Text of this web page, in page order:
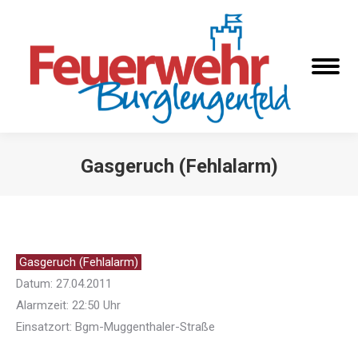
Gasgeruch (Fehlalarm)
Gasgeruch (Fehlalarm)
Datum: 27.04.2011
Alarmzeit: 22:50 Uhr
Einsatzort: Bgm-Muggenthaler-Straße